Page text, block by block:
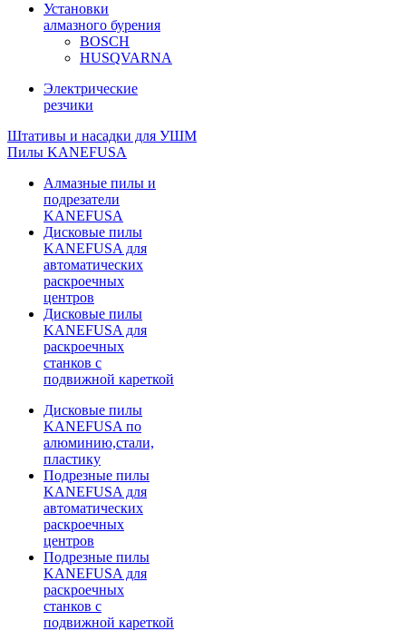
Установки
алмазного бурения
BOSCH
HUSQVARNA
Электрические
резчики
Штативы и насадки для УШМ
Пилы KANEFUSA
Алмазные пилы и
подрезатели
KANEFUSA
Дисковые пилы
KANEFUSA для
автоматических
раскроечных
центров
Дисковые пилы
KANEFUSA для
раскроечных
станков с
подвижной кареткой
Дисковые пилы
KANEFUSA по
алюминию,стали,
пластику
Подрезные пилы
KANEFUSA для
автоматических
раскроечных
центров
Подрезные пилы
KANEFUSA для
раскроечных
станков с
подвижной кареткой